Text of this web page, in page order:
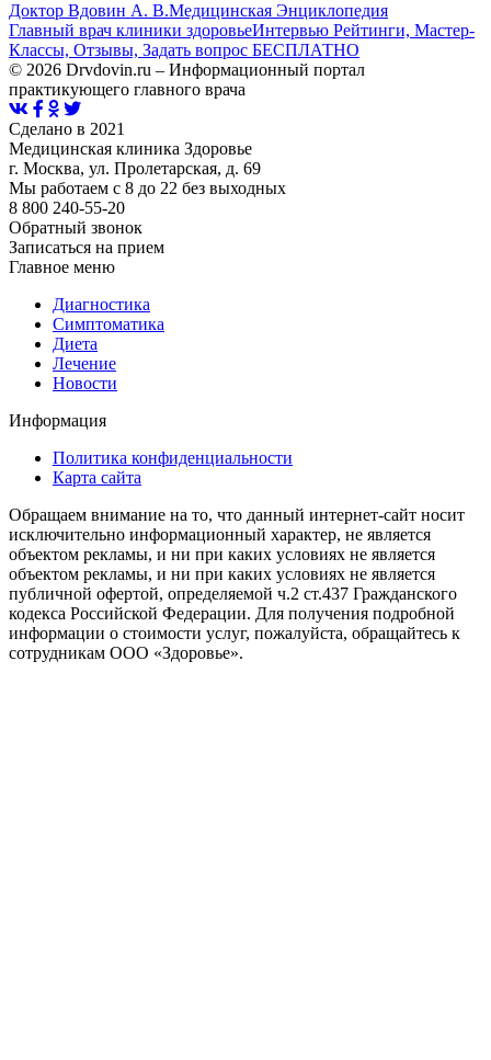
Доктор Вдовин А. В.Медицинская Энциклопедия
Главный врач клиники здоровьеИнтервью Рейтинги, Мастер-
Классы, Отзывы, Задать вопрос БЕСПЛАТНО
© 2026 Drvdovin.ru – Информационный портал
практикующего главного врача
Сделано в 2021
Медицинская клиника Здоровье
г. Москва, ул. Пролетарская, д. 69
Мы работаем с 8 до 22 без выходных
8 800 240-55-20
Обратный звонок
Записаться на прием
Главное меню
Диагностика
Cимптоматика
Диета
Лечение
Новости
Информация
Политика конфиденциальности
Карта сайта
Обращаем внимание на то, что данный интернет-сайт носит
исключительно информационный характер, не является
объектом рекламы, и ни при каких условиях не является
объектом рекламы, и ни при каких условиях не является
публичной офертой, определяемой ч.2 ст.437 Гражданского
кодекса Российской Федерации. Для получения подробной
информации о стоимости услуг, пожалуйста, обращайтесь к
сотрудникам ООО «Здоровье».